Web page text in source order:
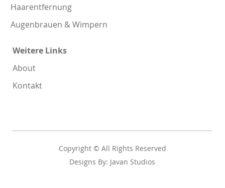
Copyright © All Rights Reserved
Designs By: Javan Studios
Haarentfernung
Augenbrauen & Wimpern
Weitere Links
About
Kontakt